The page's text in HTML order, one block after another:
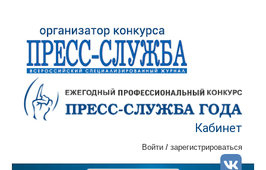
Кабинет
Войти / зарегистрироваться